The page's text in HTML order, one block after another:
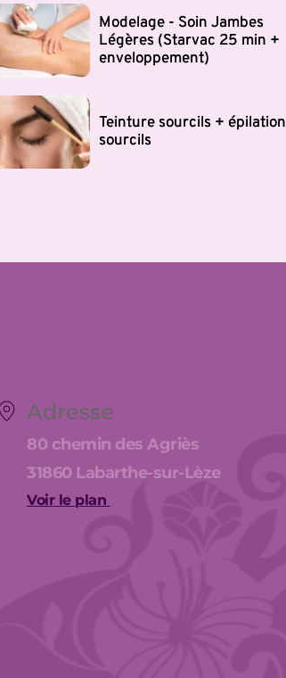
Modelage - Soin Jambes
Légères (Starvac 25 min +
enveloppement)
Teinture sourcils + épilation
sourcils
Adresse
80 chemin des Agriès
31860 Labarthe-sur-Lèze
Voir le plan